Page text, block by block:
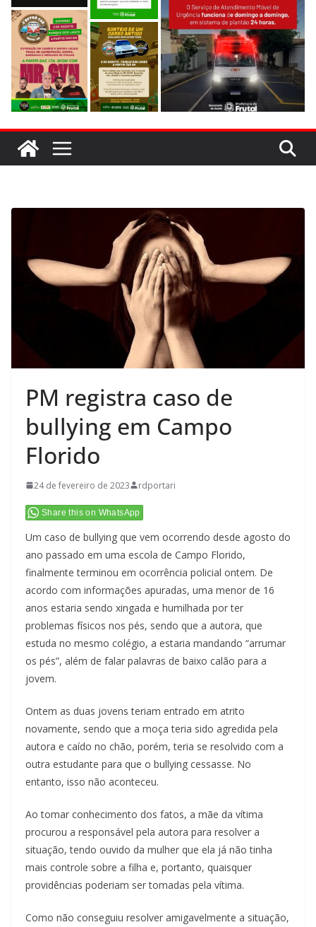
PM registra caso de
bullying em Campo
Florido
24 de fevereiro de 2023 rdportari
Share this on WhatsApp
Um caso de bullying que vem ocorrendo desde agosto do
ano passado em uma escola de Campo Florido,
finalmente terminou em ocorrência policial ontem. De
acordo com informações apuradas, uma menor de 16
anos estaria sendo xingada e humilhada por ter
problemas físicos nos pés, sendo que a autora, que
estuda no mesmo colégio, a estaria mandando “arrumar
os pés”, além de falar palavras de baixo calão para a
jovem.
Ontem as duas jovens teriam entrado em atrito
novamente, sendo que a moça teria sido agredida pela
autora e caído no chão, porém, teria se resolvido com a
outra estudante para que o bullying cessasse. No
entanto, isso não aconteceu.
Ao tomar conhecimento dos fatos, a mãe da vítima
procurou a responsável pela autora para resolver a
situação, tendo ouvido da mulher que ela já não tinha
mais controle sobre a filha e, portanto, quaisquer
providências poderiam ser tomadas pela vítima.
Como não conseguiu resolver amigavelmente a situação,